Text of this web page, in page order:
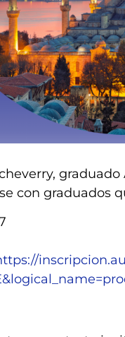
con graduados